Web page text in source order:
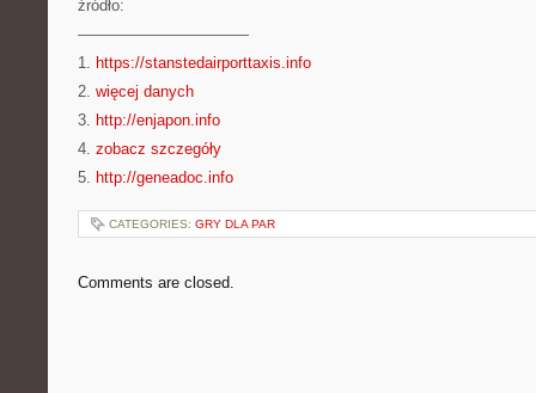
źródło:
———————————
1. https://stanstedairporttaxis.info
2. więcej danych
3. http://enjapon.info
4. zobacz szczegóły
5. http://geneadoc.info
CATEGORIES: GRY DLA PAR
Comments are closed.